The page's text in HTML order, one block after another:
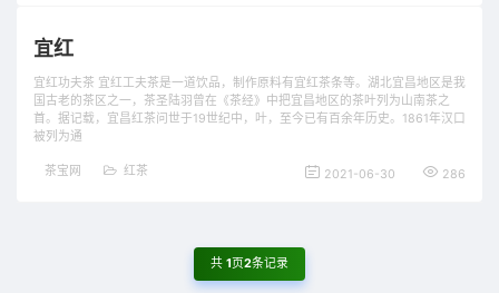
宜红
宜红功夫茶 宜红工夫茶是一道饮品，制作原料有宜红茶条等。湖北宜昌地区是我
国古老的茶区之一，茶圣陆羽曾在《茶经》中把宜昌地区的茶叶列为山南茶之
首。据记载，宜昌红茶问世于19世纪中，叶，至今已有百余年历史。1861年汉口
被列为通
茶宝网 红茶 2021-06-30 286
共 1页2条记录